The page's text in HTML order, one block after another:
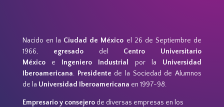
Nacido en la Ciudad de México el 26 de Septiembre de
1966,
egresado del
Centro Universitario
México
e Ingeniero Industrial por la
Universidad
Iberoamericana. Presidente de la Sociedad de Alumnos
de la Universidad Iberoamericana en 1997-98.
Empresario y consejero de diversas empresas en los